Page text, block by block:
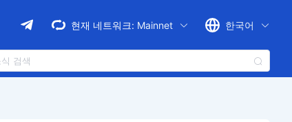
현재 네트워크: Mainnet 한국어